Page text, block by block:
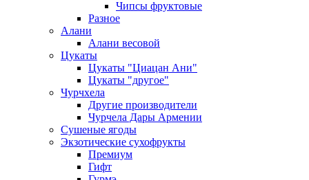
Чипсы фруктовые
Разное
Алани
Алани весовой
Цукаты
Цукаты "Циацан Ани"
Цукаты "другое"
Чурчхела
Другие производители
Чурчела Дары Армении
Сушеные ягоды
Экзотические сухофрукты
Премиум
Гифт